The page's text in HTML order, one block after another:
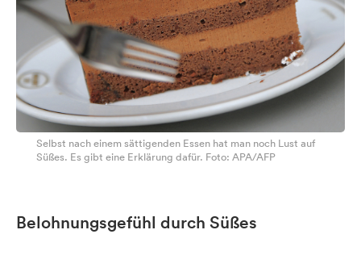
Selbst nach einem sättigenden Essen hat man noch Lust auf
Süßes. Es gibt eine Erklärung dafür. Foto: APA/AFP
Belohnungsgefühl durch Süßes